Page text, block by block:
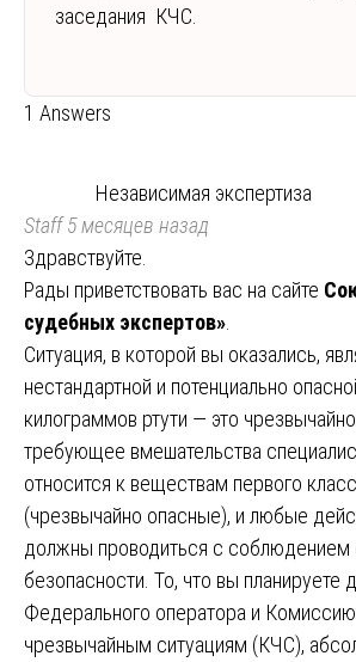
заседания КЧС.
1 Answers
Независимая экспертиза
Staff5 месяцев назад
Здравствуйте.
Рады приветствовать вас на сайте
судебных экспертов»
Ситуация, в которой вы оказались,
нестандартной и потенциально
килограммов ртути — это
требующее вмешательства
относится к веществам первого
(чрезвычайно опасные), и любые
должны проводиться с соблюдением
безопасности. То, что вы планируете
Федерального оператора и
чрезвычайным ситуациям (КЧС),